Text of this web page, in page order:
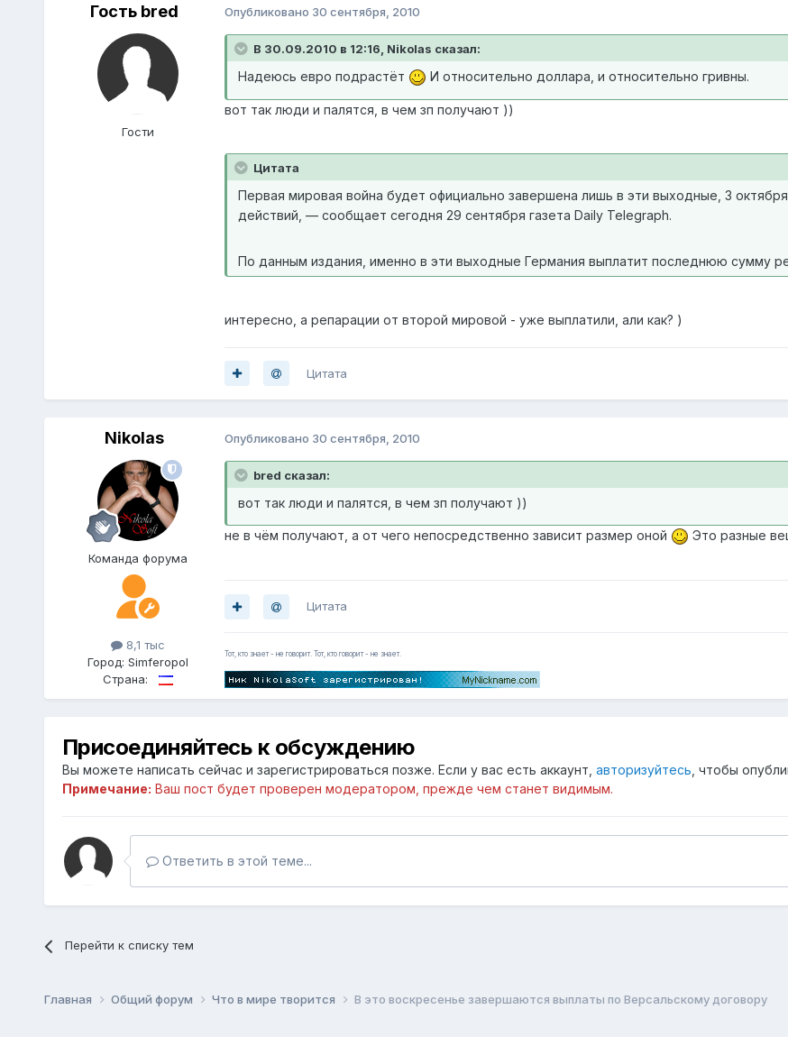
Гость bred
Гости
Опубликовано 30 сентября, 2010
В 30.09.2010 в 12:16, Nikolas сказал:
Надеюсь евро подрастёт И относительно доллара, и относительно гривны.
вот так люди и палятся, в чем зп получают ))
Цитата
Первая мировая война будет официально завершена лишь в эти выходные, 3
действий, — сообщает сегодня 29 сентября газета Daily Telegraph.
По данным издания, именно в эти выходные Германия выплатит последнюю сумму
интересно, а репарации от второй мировой - уже выплатили, али как? )
Цитата
Nikolas
Команда форума
8,1 тыс
Город: Simferopol
Страна:
Опубликовано 30 сентября, 2010
bred сказал:
вот так люди и палятся, в чем зп получают ))
не в чём получают, а от чего непосредственно зависит размер оной Это разные
Цитата
Тот, кто знает - не говорит. Тот, кто говорит - не знает.
Присоединяйтесь к обсуждению
Вы можете написать сейчас и зарегистрироваться позже. Если у вас есть аккаунт, авторизуйтесь , чтобы
Примечание: Ваш пост будет проверен модератором, прежде чем станет видимым.
Ответить в этой теме...
Перейти к списку тем
Главная Общий форум Что в мире творится В это воскресенье завершаются выплаты по Версальскому договору